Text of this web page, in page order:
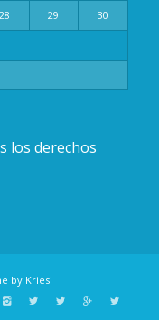
28 29 30
los derechos
by Kriesi